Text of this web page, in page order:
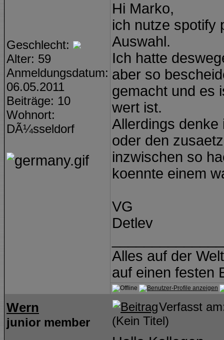
Geschlecht:
Alter: 59
Anmeldungsdatum:
06.05.2011
Beiträge: 10
Wohnort:
DÃ¼sseldorf
Hi Marko,
ich nutze spotify
Auswahl.
Ich hatte
aber so
gemacht und es
wert ist.
Allerdings denke
oder den
inzwischen so
koennte einem
VG
Detlev
Alles auf der
auf einen festen
Wern
junior member
Verfasst
(Kein Titel)